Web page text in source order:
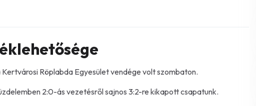
Röplabda Egyesület vendége volt szombaton.
2:0-ás vezetésről sajnos 3:2-re kikapott csapatunk.